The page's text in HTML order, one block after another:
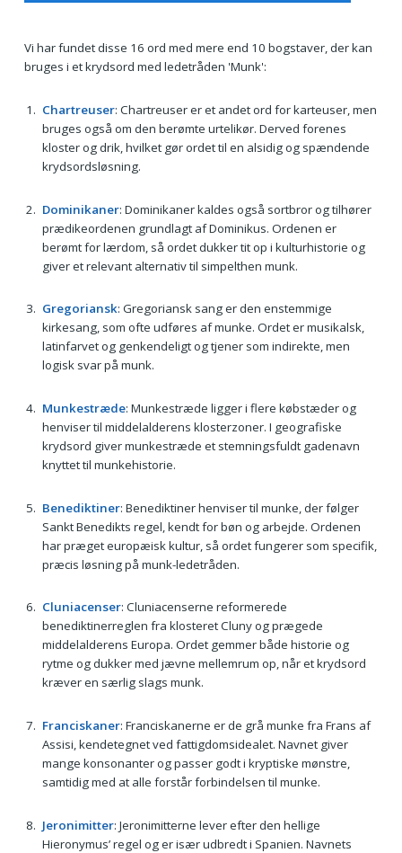
Vi har fundet disse 16 ord med mere end 10 bogstaver, der kan
bruges i et krydsord med ledetråden 'Munk':
Chartreuser: Chartreuser er et andet ord for karteuser, men
bruges også om den berømte urtelikør. Derved forenes
kloster og drik, hvilket gør ordet til en alsidig og spændende
krydsordsløsning.
Dominikaner: Dominikaner kaldes også sortbror og tilhører
prædikeordenen grundlagt af Dominikus. Ordenen er
berømt for lærdom, så ordet dukker tit op i kulturhistorie og
giver et relevant alternativ til simpelthen munk.
Gregoriansk: Gregoriansk sang er den enstemmige
kirkesang, som ofte udføres af munke. Ordet er musikalsk,
latinfarvet og genkendeligt og tjener som indirekte, men
logisk svar på munk.
Munkestræde: Munkestræde ligger i flere købstæder og
henviser til middelalderens klosterzoner. I geografiske
krydsord giver munkestræde et stemningsfuldt gadenavn
knyttet til munkehistorie.
Benediktiner: Benediktiner henviser til munke, der følger
Sankt Benedikts regel, kendt for bøn og arbejde. Ordenen
har præget europæisk kultur, så ordet fungerer som specifik,
præcis løsning på munk-ledetråden.
Cluniacenser: Cluniacenserne reformerede
benediktinerreglen fra klosteret Cluny og prægede
middelalderens Europa. Ordet gemmer både historie og
rytme og dukker med jævne mellemrum op, når et krydsord
kræver en særlig slags munk.
Franciskaner: Franciskanerne er de grå munke fra Frans af
Assisi, kendetegnet ved fattigdomsidealet. Navnet giver
mange konsonanter og passer godt i kryptiske mønstre,
samtidig med at alle forstår forbindelsen til munke.
Jeronimitter: Jeronimitterne lever efter den hellige
Hieronymus’ regel og er især udbredt i Spanien. Navnets